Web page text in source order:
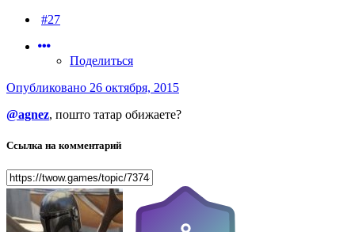
#27
Поделиться
Опубликовано 26 октября, 2015
@agnez, пошто татар обижаете?
Ссылка на комментарий